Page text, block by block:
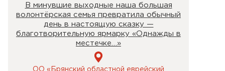
В минувшие выходные наша большая
волонтёрская семья превратила обычный
день в настоящую сказку —
благотворительную ярмарку «Однажды в
местечке…»
ОО «Брянский областной еврейский